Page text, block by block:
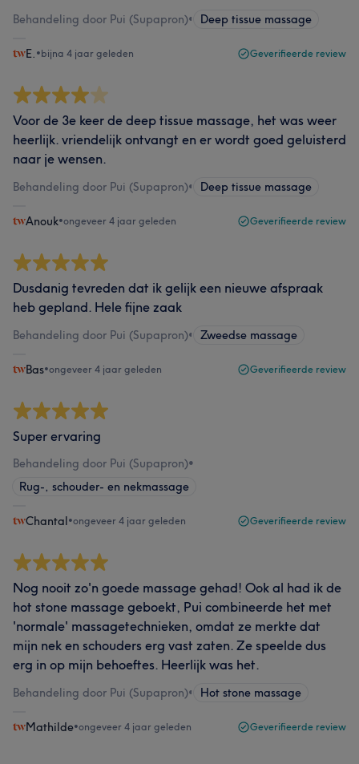
Behandeling door Pui (Supapron)• Deep tissue massage
E. •bijna 4 jaar geleden Geverifieerde review
Voor de 3e keer de deep tissue massage, het was weer
heerlijk. vriendelijk ontvangt en er wordt goed geluisterd
naar je wensen.
Behandeling door Pui (Supapron)• Deep tissue massage
Anouk•ongeveer 4 jaar geleden Geverifieerde review
Dusdanig tevreden dat ik gelijk een nieuwe afspraak
heb gepland. Hele fijne zaak
Behandeling door Pui (Supapron)• Zweedse massage
Bas•ongeveer 4 jaar geleden Geverifieerde review
Super ervaring
Behandeling door Pui (Supapron)•
Rug-, schouder- en nekmassage
Chantal•ongeveer 4 jaar geleden Geverifieerde review
Nog nooit zo'n goede massage gehad! Ook al had ik de
hot stone massage geboekt, Pui combineerde het met
'normale' massagetechnieken, omdat ze merkte dat
mijn nek en schouders erg vast zaten. Ze speelde dus
erg in op mijn behoeftes. Heerlijk was het.
Behandeling door Pui (Supapron)• Hot stone massage
Mathilde•ongeveer 4 jaar geleden Geverifieerde review